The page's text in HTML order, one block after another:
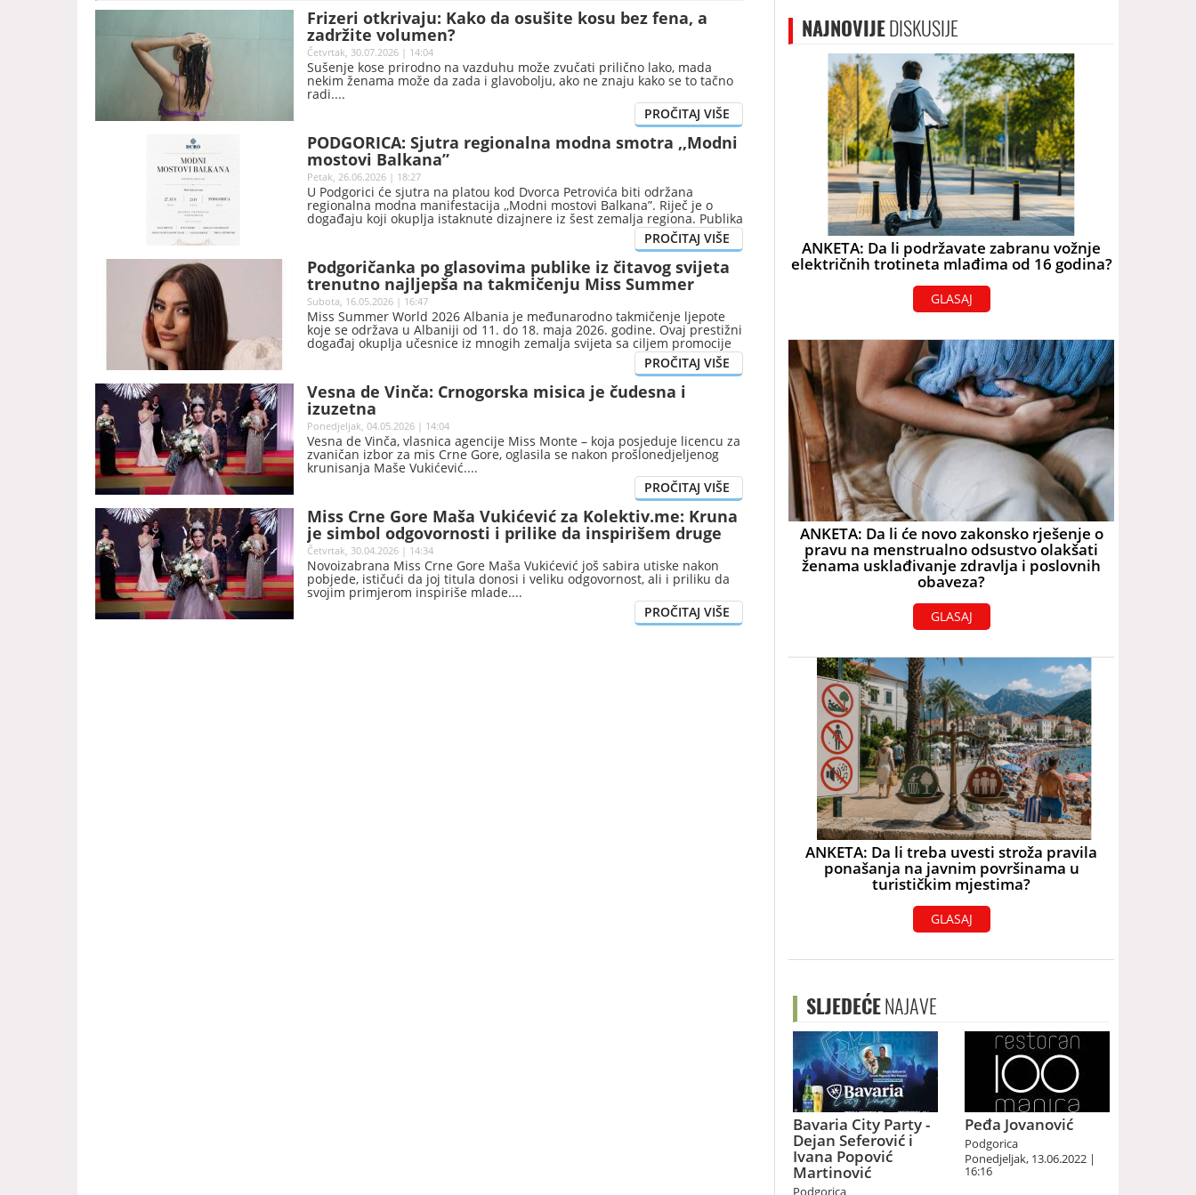
Frizeri otkrivaju: Kako da osušite kosu bez fena, a
zadržite volumen?
Četvrtak, 30.07.2026 | 14:04
Sušenje kose prirodno na vazduhu može zvučati prilično lako, mada
nekim ženama može da zada i glavobolju, ako ne znaju kako se to tačno
radi.
PODGORICA: Sjutra regionalna modna smotra ,,Modni
mostovi Balkana”
Petak, 26.06.2026 | 18:27
U Podgorici će sjutra na platou kod Dvorca Petrovića biti održana
regionalna modna manifestacija ,,Modni mostovi Balkana”. Riječ je o
događaju koji okuplja istaknute dizajnere iz šest zemalja regiona. Publika
će imati priliku da vidi šest revija renomiranih autora: Kaja Hrovat
(Slovenija), Ivica Skoko (Hrvatska), Dragana Ognjenović (Srbija), HAAD
(BiH), Nikola Petrovski (Sjeverna Makedonija) i Nataša Pejović (Crna
Gora).
Podgoričanka po glasovima publike iz čitavog svijeta
trenutno najljepša na takmičenju Miss Summer
World 2026.
Subota, 16.05.2026 | 16:47
Miss Summer World 2026 Albania je međunarodno takmičenje ljepote
koje se održava u Albaniji od 11. do 18. maja 2026. godine. Ovaj prestižni
događaj okuplja učesnice iz mnogih zemalja svijeta sa ciljem promocije
ljepote, kulture, elegancije i turizma Albanije.
Vesna de Vinča: Crnogorska misica je čudesna i
izuzetna
Ponedjeljak, 04.05.2026 | 14:04
Vesna de Vinča, vlasnica agencije Miss Monte – koja posjeduje licencu za
zvaničan izbor za mis Crne Gore, oglasila se nakon prošlonedjeljenog
krunisanja Maše Vukićević.
Miss Crne Gore Maša Vukićević za Kolektiv.me: Kruna
je simbol odgovornosti i prilike da inspirišem druge
Četvrtak, 30.04.2026 | 14:34
Novoizabrana Miss Crne Gore Maša Vukićević još sabira utiske nakon
pobjede, ističući da joj titula donosi i veliku odgovornost, ali i priliku da
svojim primjerom inspiriše mlade.
NAJNOVIJEDISKUSIJE
ANKETA: Da li podržavate zabranu vožnje
električnih trotineta mlađima od 16 godina?
GLASAJ
ANKETA: Da li će novo zakonsko rješenje o
pravu na menstrualno odsustvo olakšati
ženama usklađivanje zdravlja i poslovnih
obaveza?
GLASAJ
ANKETA: Da li treba uvesti stroža pravila
ponašanja na javnim površinama u
turističkim mjestima?
GLASAJ
SLJEDEĆENAJAVE
Bavaria City Party -
Dejan Seferović i
Ivana Popović
Martinović
Podgorica
Peđa Jovanović
Podgorica
Ponedjeljak, 13.06.2022 |
16:16